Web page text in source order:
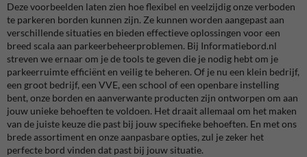
Deze voorbeelden laten zien hoe flexibel en veelzijdig onze verboden
te parkeren borden kunnen zijn. Ze kunnen worden aangepast aan
verschillende situaties en bieden effectieve oplossingen voor een
breed scala aan parkeerbeheerproblemen. Bij Informatiebord.nl
streven we ernaar om je de tools te geven die je nodig hebt om je
parkeerruimte efficiënt en veilig te beheren. Of je nu een klein bedrijf,
een groot bedrijf, een VVE, een school of een openbare instelling
bent, onze borden en aanverwante producten zijn ontworpen om aan
jouw unieke behoeften te voldoen. Het draait allemaal om het maken
van de juiste keuze die past bij jouw specifieke behoeften. En met ons
brede assortiment en onze aanpasbare opties, zul je zeker het
perfecte bord vinden dat past bij jouw situatie.